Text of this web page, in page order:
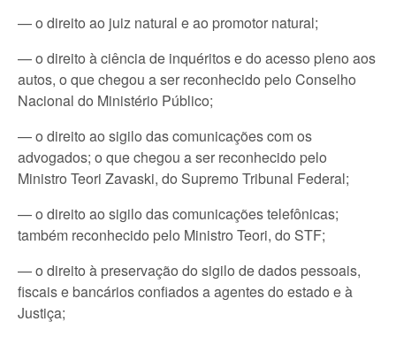
— o direito ao juiz natural e ao promotor natural;
— o direito à ciência de inquéritos e do acesso pleno aos
autos, o que chegou a ser reconhecido pelo Conselho
Nacional do Ministério Público;
— o direito ao sigilo das comunicações com os
advogados; o que chegou a ser reconhecido pelo
Ministro Teori Zavaski, do Supremo Tribunal Federal;
— o direito ao sigilo das comunicações telefônicas;
também reconhecido pelo Ministro Teori, do STF;
— o direito à preservação do sigilo de dados pessoais,
fiscais e bancários confiados a agentes do estado e à
Justiça;